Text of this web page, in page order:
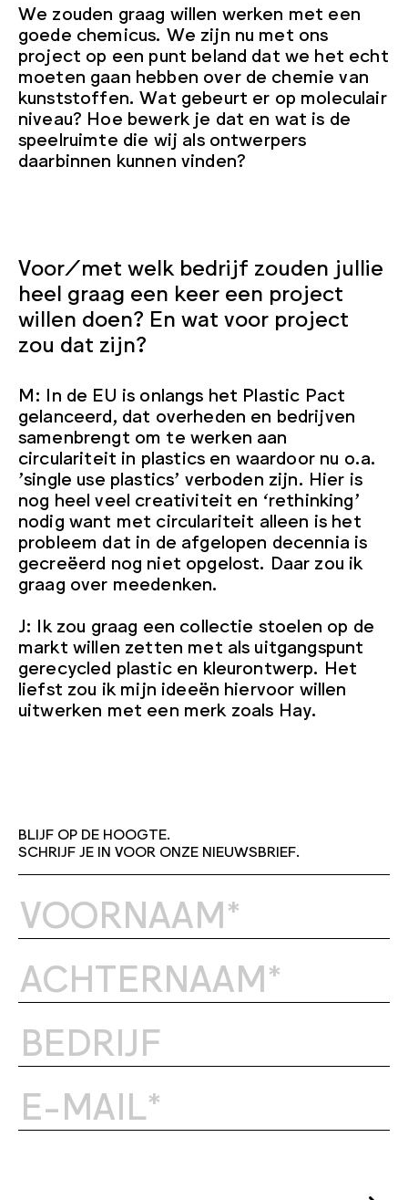
We zouden graag willen werken met een
goede chemicus. We zijn nu met ons
project op een punt beland dat we het echt
moeten gaan hebben over de chemie van
kunststoffen. Wat gebeurt er op moleculair
niveau? Hoe bewerk je dat en wat is de
speelruimte die wij als ontwerpers
daarbinnen kunnen vinden?
Voor/met welk bedrijf zouden jullie
heel graag een keer een project
willen doen? En wat voor project
zou dat zijn?
M: In de EU is onlangs het Plastic Pact
gelanceerd, dat overheden en bedrijven
samenbrengt om te werken aan
circulariteit in plastics en waardoor nu o.a.
’single use plastics’ verboden zijn. Hier is
nog heel veel creativiteit en ‘rethinking’
nodig want met circulariteit alleen is het
probleem dat in de afgelopen decennia is
gecreëerd nog niet opgelost. Daar zou ik
graag over meedenken.
J: Ik zou graag een collectie stoelen op de
markt willen zetten met als uitgangspunt
gerecycled plastic en kleurontwerp. Het
liefst zou ik mijn ideeën hiervoor willen
uitwerken met een merk zoals Hay.
BLIJF OP DE HOOGTE.
SCHRIJF JE IN VOOR ONZE NIEUWSBRIEF.